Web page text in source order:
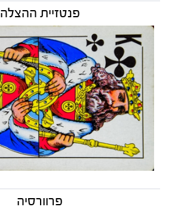
פנטזיית ההצלה
פרוורסיה